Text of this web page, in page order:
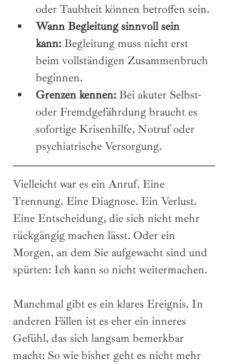
oder Taubheit können betroffen sein.
Wann Begleitung sinnvoll sein
kann: Begleitung muss nicht erst
beim vollständigen Zusammenbruch
beginnen.
Grenzen kennen: Bei akuter Selbst-
oder Fremdgefährdung braucht es
sofortige Krisenhilfe, Notruf oder
psychiatrische Versorgung.
Vielleicht war es ein Anruf. Eine
Trennung. Eine Diagnose. Ein Verlust.
Eine Entscheidung, die sich nicht mehr
rückgängig machen lässt. Oder ein
Morgen, an dem Sie aufgewacht sind und
spürten: Ich kann so nicht weitermachen.
Manchmal gibt es ein klares Ereignis. In
anderen Fällen ist es eher ein inneres
Gefühl, das sich langsam bemerkbar
macht: So wie bisher geht es nicht mehr